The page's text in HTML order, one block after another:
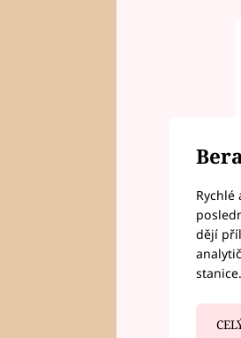
Rychlé
dějí